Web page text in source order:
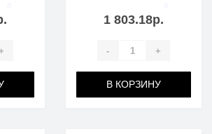
1 803.18р.
- +
В КОРЗИНУ